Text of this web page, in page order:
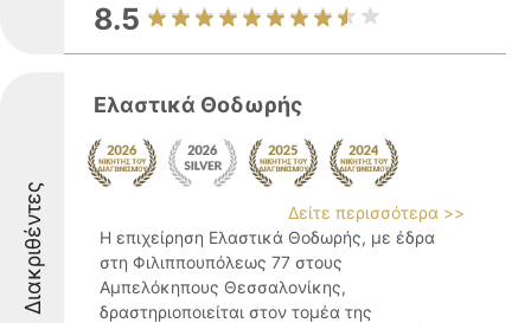
8.5
Διακριθέντες
Ελαστικά Θοδωρής
Δείτε περισσότερα >>
Η επιχείρηση Ελαστικά Θοδωρής, με έδρα
στη Φιλιππουπόλεως 77 στους
Αμπελόκηπους Θεσσαλονίκης,
δραστηριοποιείται στον τομέα της